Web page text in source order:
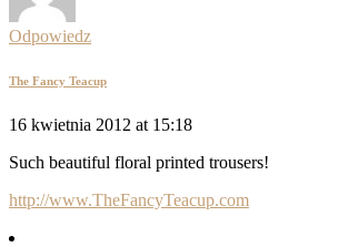
Odpowiedz
The Fancy Teacup
16 kwietnia 2012 at 15:18
Such beautiful floral printed trousers!
http://www.TheFancyTeacup.com